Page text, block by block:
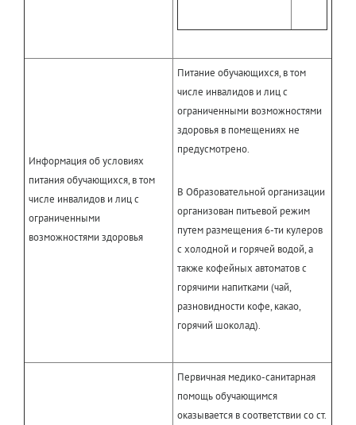
Информация об условиях
питания обучающихся, в том
числе инвалидов и лиц с
ограниченными
возможностями здоровья
Питание обучающихся, в том
числе инвалидов и лиц с
ограниченными возможностями
здоровья в помещениях не
предусмотрено.
В Образовательной организации
организован питьевой режим
путем размещения 6-ти кулеров
с холодной и горячей водой, а
также кофейных автоматов с
горячими напитками (чай,
разновидности кофе, какао,
горячий шоколад).
Первичная медико-санитарная
помощь обучающимся
оказывается в соответствии со ст.